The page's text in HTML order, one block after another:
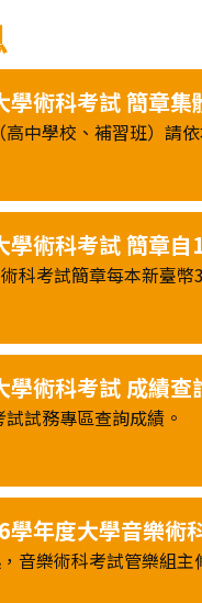
學術科考試 簡章集
中學校、補習班）請
學術科考試 簡章
科考試簡章每本新臺
學術科考試 成績
試務專區查詢成績。
學年度大學音樂
音樂術科考試管樂組